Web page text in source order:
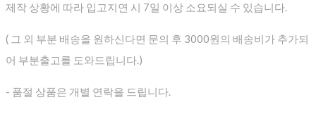
제작 상황에 따라 입고지연 시 7일 이상 소요되실 수 있습니다.
( 그 외 부분 배송을 원하신다면 문의 후 3000원의 배송비가 추가되
어 부분출고를 도와드립니다.)
- 품절 상품은 개별 연락을 드립니다.